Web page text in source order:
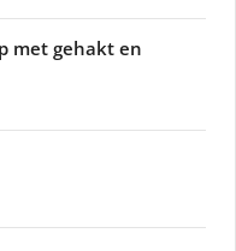
met gehakt en